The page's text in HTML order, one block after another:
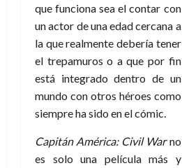
que funciona sea el contar con
un actor de una edad cercana a
la que realmente debería tener
el trepamuros o a que por fin
está integrado dentro de un
mundo con otros héroes como
siempre ha sido en el cómic.
Capitán América: Civil Warno
es solo una película más y